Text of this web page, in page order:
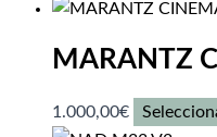
MARANTZ
1.000,00€